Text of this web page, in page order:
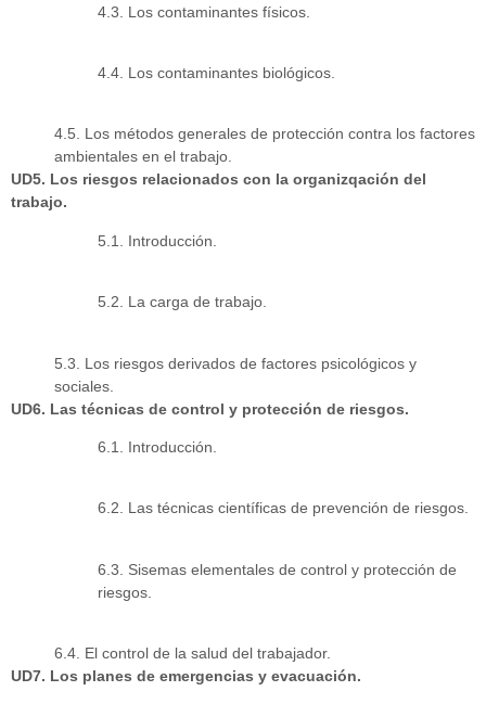
4.3. Los contaminantes físicos.
4.4. Los contaminantes biológicos.
4.5. Los métodos generales de protección contra los factores
ambientales en el trabajo.
UD5. Los riesgos relacionados con la organizqación del
trabajo.
5.1. Introducción.
5.2. La carga de trabajo.
5.3. Los riesgos derivados de factores psicológicos y
sociales.
UD6. Las técnicas de control y protección de riesgos.
6.1. Introducción.
6.2. Las técnicas científicas de prevención de riesgos.
6.3. Sisemas elementales de control y protección de
riesgos.
6.4. El control de la salud del trabajador.
UD7. Los planes de emergencias y evacuación.